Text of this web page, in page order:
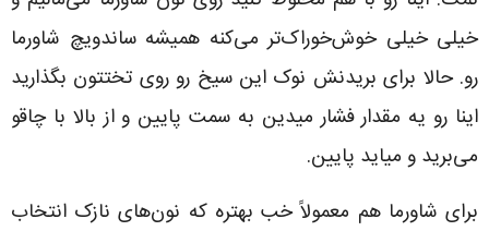
خیلی خیلی خوش‌خوراک‌تر می‌کنه همیشه ساندویچ شاورما
رو. حالا برای بریدنش نوک این سیخ رو روی تختتون بگذارید
اینا رو یه مقدار فشار میدین به سمت پایین و از بالا با چاقو
می‌برید و میاید پایین.
برای شاورما هم معمولاً خب بهتره که نون‌های نازک انتخاب